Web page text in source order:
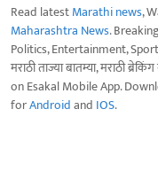
Read latestMarathi news,
Maharashtra News.
Politics, Entertainment,
मराठी ताज्या बातम्या, मराठी
on Esakal Mobile App.
forAndroidand IOS.